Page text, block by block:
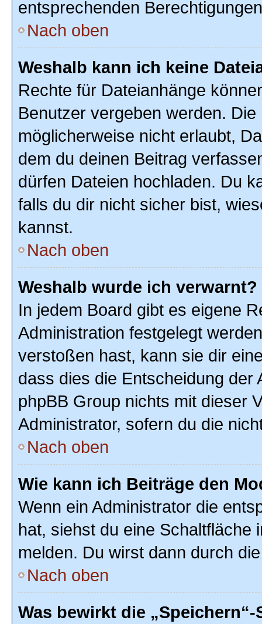
entsprechenden
Nach oben
Weshalb kann ich keine
Rechte für Dateianhänge
Benutzer vergeben werden.
möglicherweise nicht erlaubt,
dem du deinen Beitrag
dürfen Dateien hochladen. Du
falls du dir nicht sicher bist,
kannst.
Nach oben
Weshalb wurde ich verwarnt?
In jedem Board gibt es eigene
Administration festgelegt
verstoßen hast, kann sie dir
dass dies die Entscheidung der
phpBB Group nichts mit dieser
Administrator, sofern du die
Nach oben
Wie kann ich Beiträge den
Wenn ein Administrator die
hat, siehst du eine Schaltfläche
melden. Du wirst dann durch
Nach oben
Was bewirkt die